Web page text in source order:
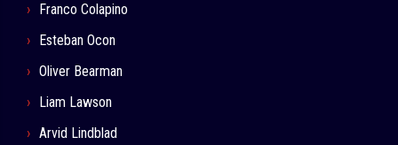
Franco Colapino
Esteban Ocon
Oliver Bearman
Liam Lawson
Arvid Lindblad